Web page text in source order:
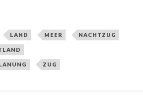
LAND MEER NACHTZUG
ZUG